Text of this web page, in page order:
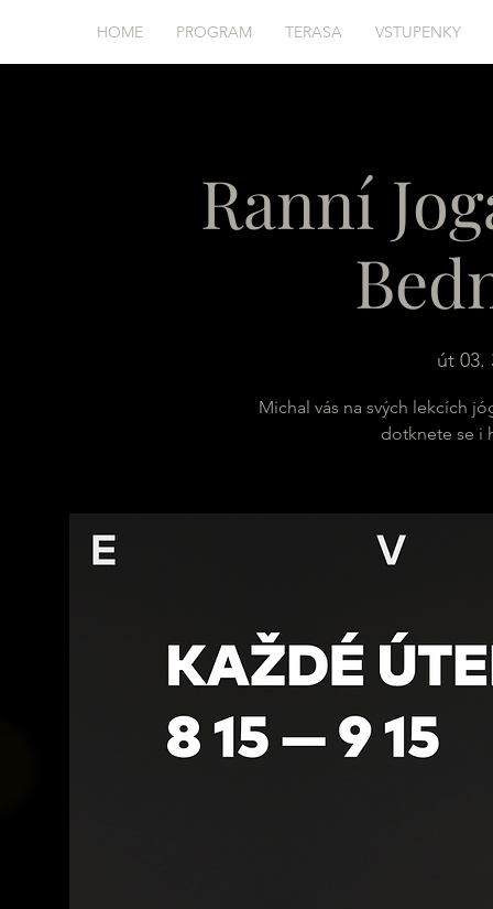
HOME PROGRAM TERASA VSTUPENKY
Ranní
út 03.
Michal vás na svých lekcích
dotknete se i